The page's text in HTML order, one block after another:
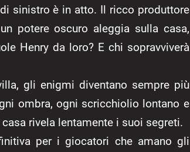
sinistro è in atto. Il ricco produttore
potere oscuro aleggia sulla casa,
Henry da loro? E chi sopravviverà
gli enigmi diventano sempre più
ombra, ogni scricchiolio lontano e
rivela lentamente i suoi segreti.
per i giocatori che amano gli